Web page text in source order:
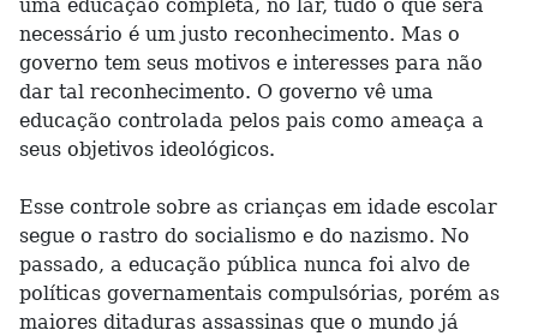
uma educação completa, no lar, tudo o que será
necessário é um justo reconhecimento. Mas o
governo tem seus motivos e interesses para não
dar tal reconhecimento. O governo vê uma
educação controlada pelos pais como ameaça a
seus objetivos ideológicos.
Esse controle sobre as crianças em idade escolar
segue o rastro do socialismo e do nazismo. No
passado, a educação pública nunca foi alvo de
políticas governamentais compulsórias, porém as
maiores ditaduras assassinas que o mundo já